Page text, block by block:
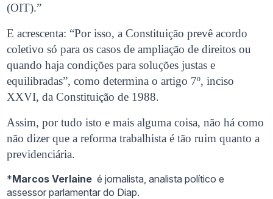
(OIT).”
E acrescenta: “Por isso, a Constituição prevê acordo
coletivo só para os casos de ampliação de direitos ou
quando haja condições para soluções justas e
equilibradas”, como determina o artigo 7º, inciso
XXVI, da Constituição de 1988.
Assim, por tudo isto e mais alguma coisa, não há como
não dizer que a reforma trabalhista é tão ruim quanto a
previdenciária.
*Marcos Verlaine é jornalista, analista político e
assessor parlamentar do Diap.